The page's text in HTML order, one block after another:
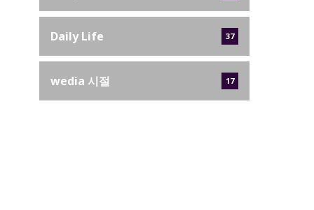
Daily Life 37
wedia 시절 17